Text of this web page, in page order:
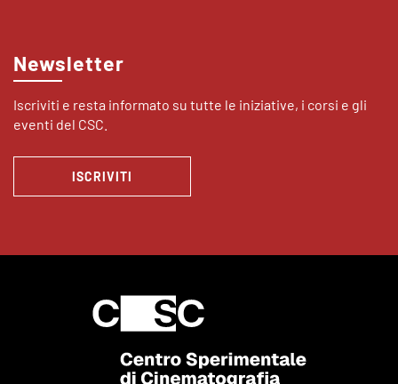
Newsletter
Iscriviti e resta informato su tutte le iniziative, i corsi e gli
eventi del CSC.
ISCRIVITI